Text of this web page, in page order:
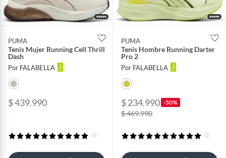
PUMA
Tenis Mujer Running Cell Thrill
Dash
Por FALABELLA
$ 439.990
(3)
PUMA
Tenis Hombre Running Darter
Pro 2
Por FALABELLA
$ 234.990 -50%
$ 469.990
(2)